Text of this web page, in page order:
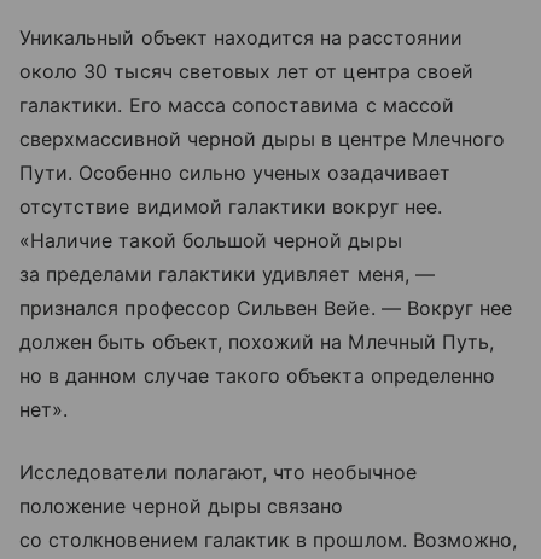
Уникальный объект находится на расстоянии
около 30 тысяч световых лет от центра своей
галактики. Его масса сопоставима с массой
сверхмассивной черной дыры в центре Млечного
Пути. Особенно сильно ученых озадачивает
отсутствие видимой галактики вокруг нее.
«Наличие такой большой черной дыры
за пределами галактики удивляет меня, —
признался профессор Сильвен Вейе. — Вокруг нее
должен быть объект, похожий на Млечный Путь,
но в данном случае такого объекта определенно
нет».
Исследователи полагают, что необычное
положение черной дыры связано
со столкновением галактик в прошлом. Возможно,